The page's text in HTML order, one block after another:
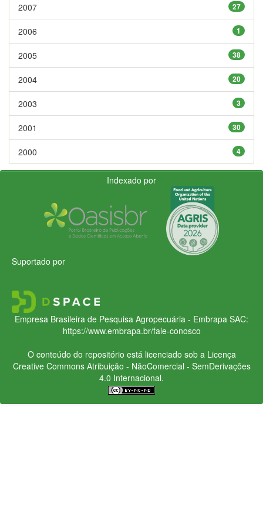
27
2007
1
2006
38
2005
20
2004
3
2003
30
2001
4
2000
Indexado por
Suportado por
Empresa Brasileira de Pesquisa Agropecuária - Embrapa SAC:
https://www.embrapa.br/fale-conosco
O conteúdo do repositório está licenciado sob a Licença
Creative CommonsAtribuição - NãoComercial - SemDerivações
4.0 Internacional.